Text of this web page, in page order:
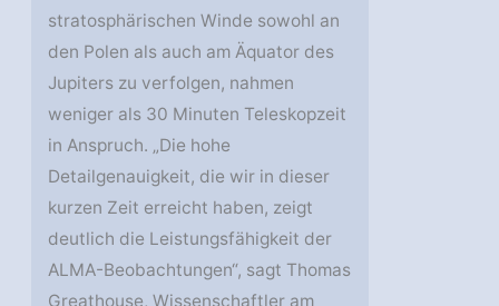
stratosphärischen Winde sowohl an
den Polen als auch am Äquator des
Jupiters zu verfolgen, nahmen
weniger als 30 Minuten Teleskopzeit
in Anspruch. „Die hohe
Detailgenauigkeit, die wir in dieser
kurzen Zeit erreicht haben, zeigt
deutlich die Leistungsfähigkeit der
ALMA-Beobachtungen“, sagt Thomas
Greathouse, Wissenschaftler am